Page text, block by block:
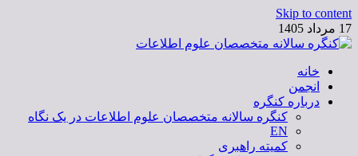
Skip to content
17 مرداد 1405
کنگره سالانه متخصصان علوم اطلاعات
خانه
انجمن
درباره کنگره
کنگره سالانه متخصصان علوم اطلاعات در یک نگاه
EN
کمیته راهبری